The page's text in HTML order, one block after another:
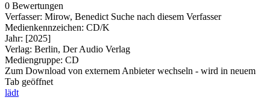
0 Bewertungen
Verfasser: Mirow, Benedict Suche nach diesem Verfasser
Medienkennzeichen: CD/K
Jahr: [2025]
Verlag: Berlin, Der Audio Verlag
Mediengruppe: CD
Zum Download von externem Anbieter wechseln - wird in neuem
Tab geöffnet
lädt